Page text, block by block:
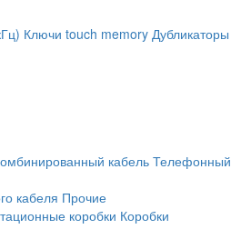
Ключи touch memory Дубликаторы
кабель Телефонный
кабеля Прочие
коробки Коробки